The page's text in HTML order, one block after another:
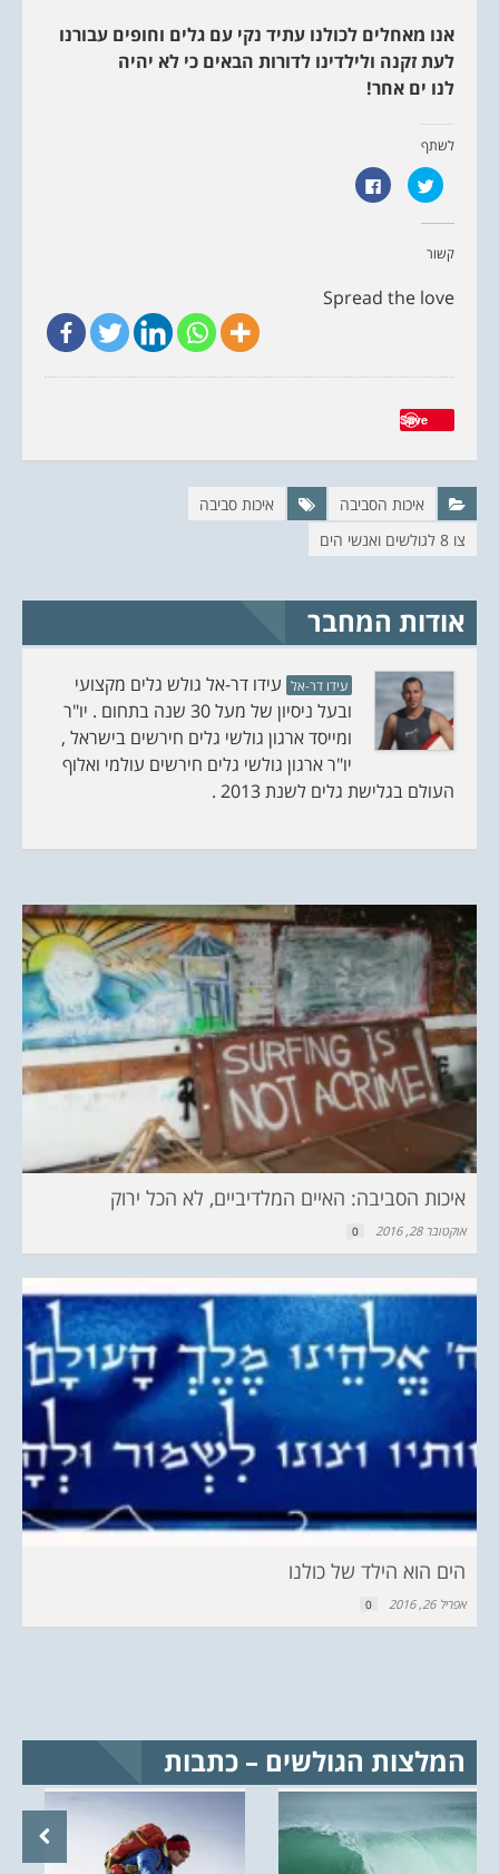
אנו מאחלים לכולנו עתיד נקי עם גלים וחופים עבורנו
לעת זקנה ולילדינו לדורות הבאים כי לא יהיה
לנו ים אחר!
לשתף
ל
ח
ת
י
ר
(
נ
ת
ב
ח
ל
ו
ן
ח
ל
ח
ו
ס
פ
ח
ב
ח
ל
ו
ן
קשור
Spread the love
Save
איכות הסביבה
איכות סביבה
צו 8 לגולשים ואנשי הים
אודות המחבר
עידו דר-אל עידו דר-אל גולש גלים מקצועי
ובעל ניסיון של מעל 30 שנה בתחום . יו"ר
ומייסד ארגון גולשי גלים חירשים בישראל ,
יו"ר ארגון גולשי גלים חירשים עולמי ואלוף
העולם בגלישת גלים לשנת 2013 .
איכות הסביבה: האיים המלדיביים, לא הכל ירוק
אוקטובר 28, 2016 0
הים הוא הילד של כולנו
אפריל 26, 2016 0
המלצות הגולשים – כתבות